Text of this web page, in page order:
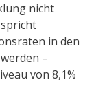
nicht
in den
–
von 8,1%